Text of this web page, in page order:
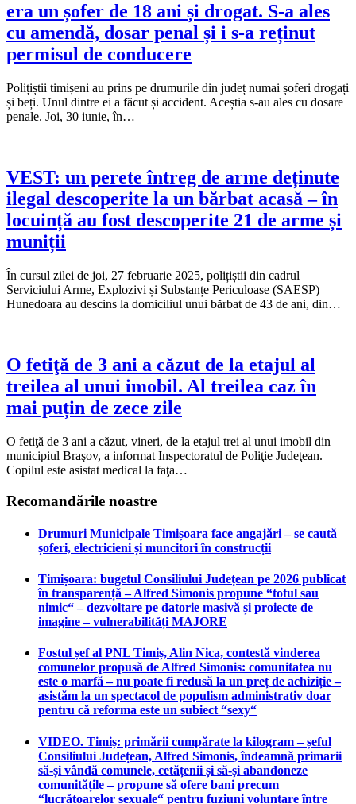
era un șofer de 18 ani și drogat. S-a ales
cu amendă, dosar penal și i s-a reținut
permisul de conducere
Polițiștii timișeni au prins pe drumurile din județ numai șoferi drogați
și beți. Unul dintre ei a făcut și accident. Aceștia s-au ales cu dosare
penale. Joi, 30 iunie, în…
VEST: un perete întreg de arme deținute
ilegal descoperite la un bărbat acasă – în
locuință au fost descoperite 21 de arme și
muniții
În cursul zilei de joi, 27 februarie 2025, polițiștii din cadrul
Serviciului Arme, Explozivi și Substanțe Periculoase (SAESP)
Hunedoara au descins la domiciliul unui bărbat de 43 de ani, din…
O fetiţă de 3 ani a căzut de la etajul al
treilea al unui imobil. Al treilea caz în
mai puțin de zece zile
O fetiţă de 3 ani a căzut, vineri, de la etajul trei al unui imobil din
municipiul Braşov, a informat Inspectoratul de Poliţie Judeţean.
Copilul este asistat medical la faţa…
Recomandările noastre
Drumuri Municipale Timișoara face angajări – se caută
șoferi, electricieni și muncitori în construcții
Timișoara: bugetul Consiliului Județean pe 2026 publicat
în transparență – Alfred Simonis propune “totul sau
nimic“ – dezvoltare pe datorie masivă și proiecte de
imagine – vulnerabilități MAJORE
Fostul șef al PNL Timiș, Alin Nica, contestă vinderea
comunelor propusă de Alfred Simonis: comunitatea nu
este o marfă – nu poate fi redusă la un preț de achiziție –
asistăm la un spectacol de populism administrativ doar
pentru că reforma este un subiect “sexy“
VIDEO. Timiș: primării cumpărate la kilogram – șeful
Consiliului Județean, Alfred Simonis, îndeamnă primarii
să-și vândă comunele, cetățenii și să-și abandoneze
comunitățile – propune să ofere bani precum
“lucrătoarelor sexuale“ pentru fuziuni voluntare între